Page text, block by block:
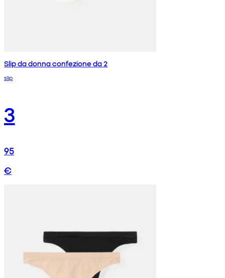
Slip da donna confezione da 2
slip
3
95
€